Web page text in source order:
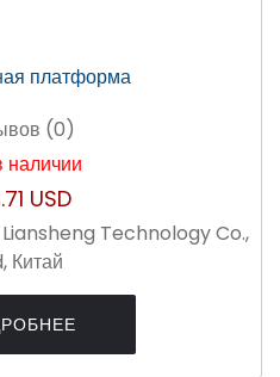
(0)
наличии
USD
Technology Co.,
Китай